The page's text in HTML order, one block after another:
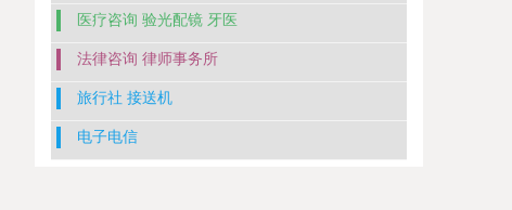
医疗咨询 验光配镜 牙医
法律咨询 律师事务所
旅行社 接送机
电子电信